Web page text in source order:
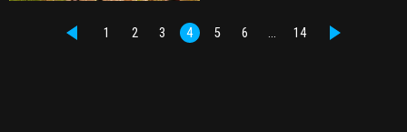
1 2 3 4 5 6 … 14
DALŠÍ